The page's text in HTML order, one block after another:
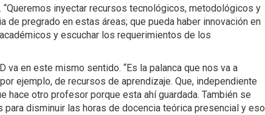
“Queremos inyectar recursos tecnológicos, metodológicos y
pregrado en estas áreas; que pueda haber innovación en
y escuchar los requerimientos de los
va en este mismo sentido. “Es la palanca que nos va a
ejemplo, de recursos de aprendizaje. Que, independiente
hace otro profesor porque esta ahí guardada. También se
disminuir las horas de docencia teórica presencial y eso